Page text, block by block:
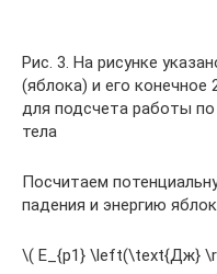
Рис. 3. На рисунке
(яблока) и его
для подсчета работы
тела
Посчитаем
падения и энергию
\( E_{p1} \left(\text{Дж}